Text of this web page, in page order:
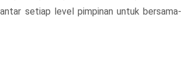
setiap level pimpinan untuk bersama-